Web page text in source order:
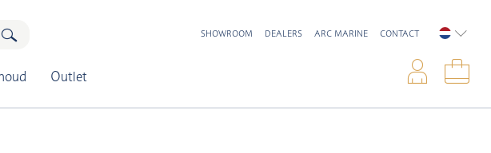
Outlet
SHOWROOM DEALERS ARC MARINE CONTACT